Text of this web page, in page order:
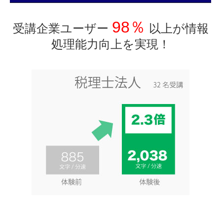
受講企業ユーザー 98％ 以上が情報
処理能力向上を実現！